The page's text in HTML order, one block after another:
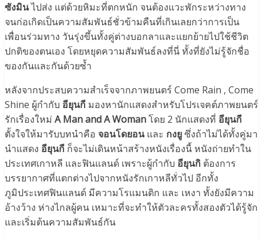
ซังมินไปส่ง แต่ด้วยหิมะที่ตกหนัก จนต้องแวะพักระหว่างทาง
จนก่อเกิดเป็นความสัมพันธ์ชั่วข้ามคืนที่เกินเลยกว่าการเป็น
เพื่อนร่วมทาง วันรุ่งขึ้นทั้งคู่ต่างบอกลาและแยกย้ายไปใช้ชีวิต
ปกติของตนเอง โดยหยุดความสัมพันธ์ลงที่นี่ ทั้งที่ยังไม่รู้จักชื่อ
ของกันและกันด้วยซ้ำ
หลังจากประสบความสำเร็จจากภาพยนตร์ Come Rain , Come
Shine ผู้กำกับ อียุนกี มองหานักแสดงสำหรับโปรเจคต์ภาพยนตร์
รักเรื่องใหม่ A Man and A Womanโดย 2 นักแสดงที่ อียุนกี
ตั้งใจให้มารับบทนำคือ จอนโดยอนและ กงยูซึ่งถ้าไม่ได้ทั้งคู่มา
นำแสดง อียุนกี ก็จะไม่เดินหน้าสร้างหนังเรื่องนี้ หนังถ่ายทำใน
ประเทศเกาหลี และฟินแลนด์ เพราะผู้กำกับ อียุนกิ ต้องการ
บรรยากาศที่แตกต่างไปจากหนังรักเกาหลีทั่วไป อีกทั้ง
ภูมิประเทศฟินแลนด์ มีความโรแมนติก และ เหงา ทั้งยังมีความ
อ้างว้าง ห่างไกลผู้คน เหมาะที่จะทำให้ตัวละครทั้งสองตัวได้รู้จัก
และเริ่มต้นความสัมพันธ์กัน